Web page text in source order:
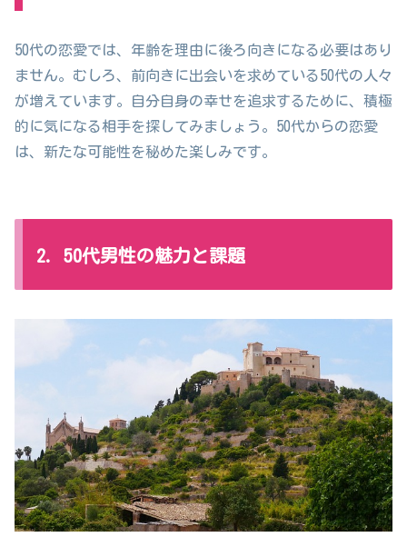
50代の恋愛では、年齢を理由に後ろ向きになる必要はあり
ません。むしろ、前向きに出会いを求めている50代の人々
が増えています。自分自身の幸せを追求するために、積極
的に気になる相手を探してみましょう。50代からの恋愛
は、新たな可能性を秘めた楽しみです。
2. 50代男性の魅力と課題